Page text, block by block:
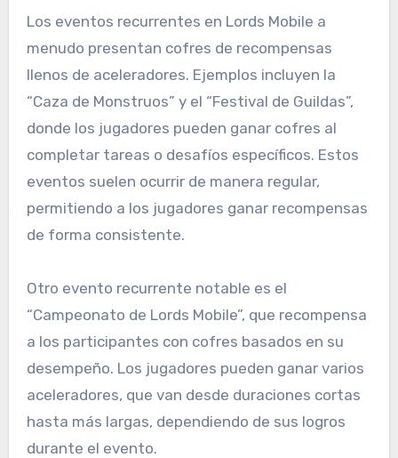
Los eventos recurrentes en Lords Mobile a
menudo presentan cofres de recompensas
llenos de aceleradores. Ejemplos incluyen la
“Caza de Monstruos” y el “Festival de Guildas”,
donde los jugadores pueden ganar cofres al
completar tareas o desafíos específicos. Estos
eventos suelen ocurrir de manera regular,
permitiendo a los jugadores ganar recompensas
de forma consistente.
Otro evento recurrente notable es el
“Campeonato de Lords Mobile”, que recompensa
a los participantes con cofres basados en su
desempeño. Los jugadores pueden ganar varios
aceleradores, que van desde duraciones cortas
hasta más largas, dependiendo de sus logros
durante el evento.